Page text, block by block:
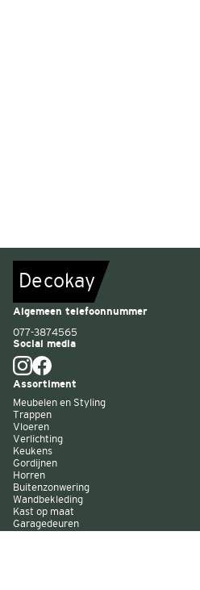
Decokay
Algemeen telefoonnummer
077-3874565
Social media
Assortiment
Meubelen en Styling
Trappen
Vloeren
Verlichting
Keukens
Gordijnen
Horren
Buitenzonwering
Wandbekleding
Kast op maat
Garagedeuren
Binnenverf